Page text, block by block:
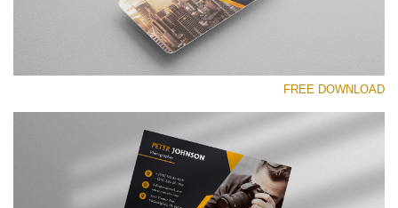
رجاء اختر
Free Template #19
FREE DOWNLOAD